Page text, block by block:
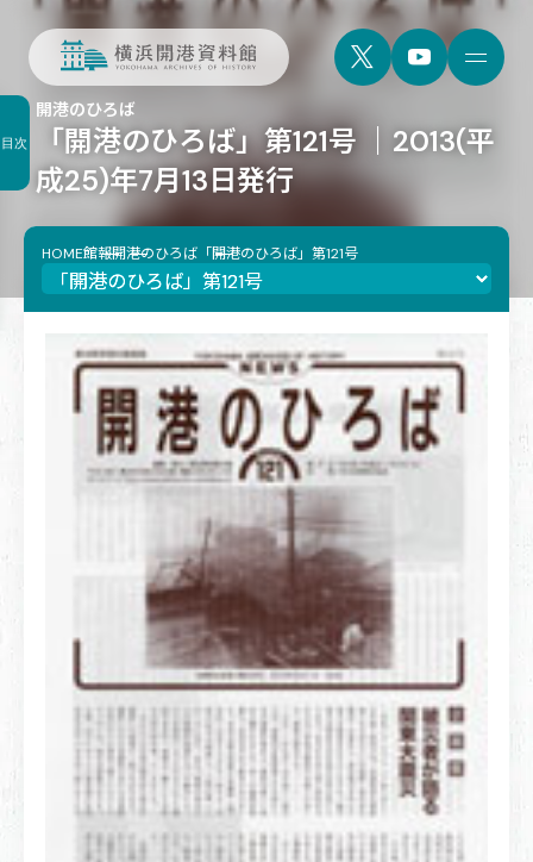
「開港のひろば」第121号 ｜2013(平
成25)年7月13日発行
開港のひろば
HOME館報開港のひろば 「開港のひろば」第121号
目次